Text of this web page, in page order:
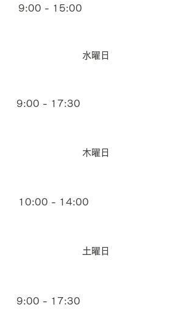
9:00 - 15:00
水曜日
9:00 - 17:30
木曜日
10:00 - 14:00
土曜日
9:00 - 17:30